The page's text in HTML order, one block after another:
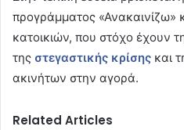
προγράμματος «Ανακαινίζω»
κατοικιών, που στόχο έχουν
της στεγαστικής κρίσης και
ακινήτων στην αγορά.
Related Articles